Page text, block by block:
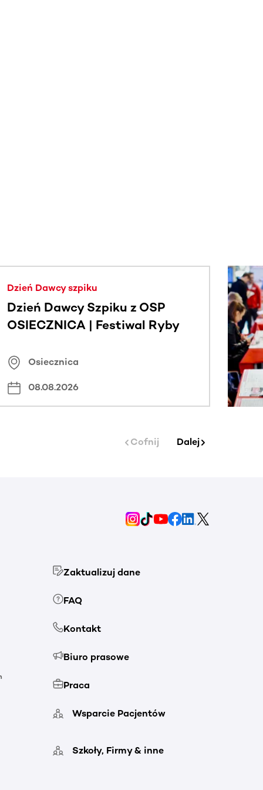
Dzień Dawcy szpiku
Dzień Dawcy Szpiku z OSP
OSIECZNICA | Festiwal Ryby
Osiecznica
08.08.2026
Cofnij Dalej
Zaktualizuj dane
FAQ
Kontakt
Biuro prasowe
Praca
Wsparcie Pacjentów
Szkoły, Firmy & inne